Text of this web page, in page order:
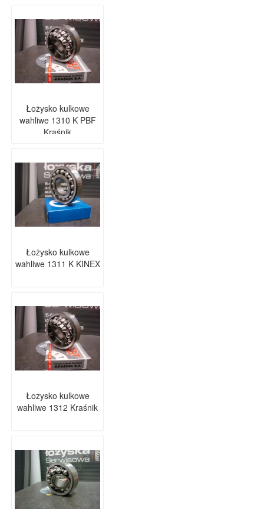
Łożysko kulkowe
wahliwe 1310 K PBF
Kraśnik
Łożysko kulkowe
wahliwe 1311 K KINEX
Łozysko kulkowe
wahliwe 1312 Kraśnik